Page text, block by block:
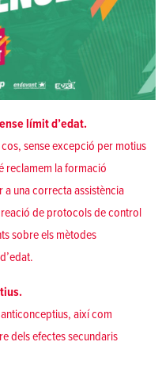
límit d’edat.
sense excepció per motius
reclamem la formació
una correcta assistència
de protocols de control
sobre els mètodes
així com
dels efectes secundaris